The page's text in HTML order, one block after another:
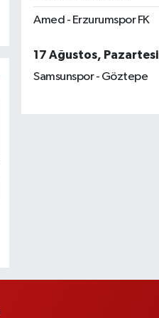
Amed - Erzurumspor FK
17 Ağustos, Pazartesi
Samsunspor - Göztepe